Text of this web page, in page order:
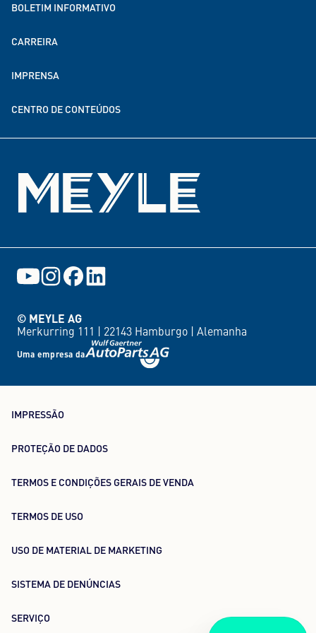
Eventos
© MEYLE AG
Merkurring 111 | 22143 Hamburgo | Alemanha
Uma empresa da
BOLETIM INFORMATIVO
CARREIRA
IMPRENSA
CENTRO DE CONTEÚDOS
IMPRESSÃO
PROTEÇÃO DE DADOS
TERMOS E CONDIÇÕES GERAIS DE VENDA
TERMOS DE USO
USO DE MATERIAL DE MARKETING
SISTEMA DE DENÚNCIAS
SERVIÇO